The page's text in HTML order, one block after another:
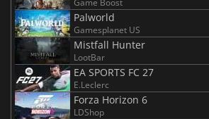
Palworld
Gamesplanet US
Mistfall Hunter
LootBar
EA SPORTS FC 27
E.Leclerc
Forza Horizon 6
LDShop